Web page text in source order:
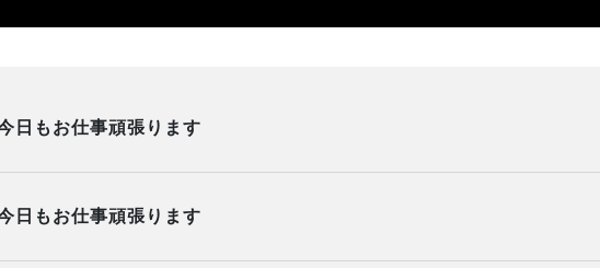
日もお仕事頑張ります
日もお仕事頑張ります